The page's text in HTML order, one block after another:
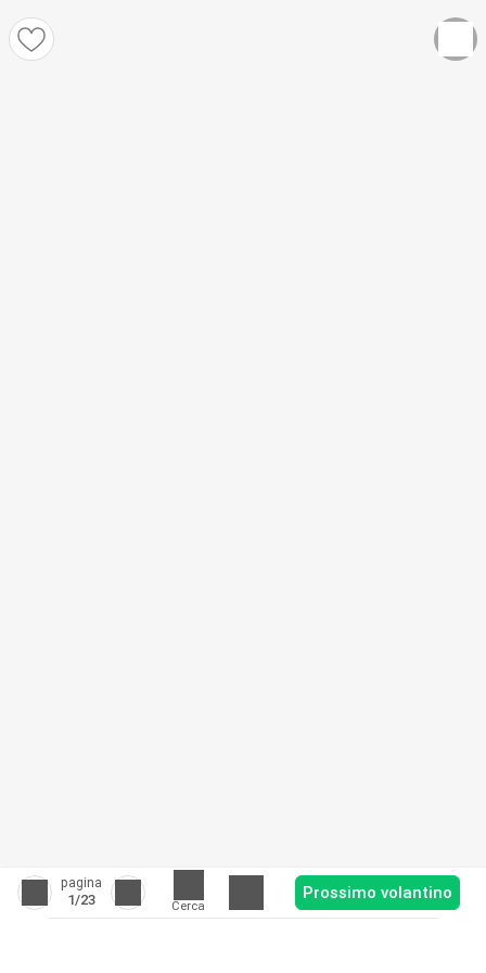
pagina
1/23 Cerca
Prossimo volantino